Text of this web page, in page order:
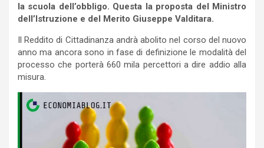
la scuola dell’obbligo. Questa la proposta del Ministro
dell’Istruzione e del Merito Giuseppe Valditara.
Il Reddito di Cittadinanza andrà abolito nel corso del nuovo
anno ma ancora sono in fase di definizione le modalità del
processo che porterà 660 mila percettori a dire addio alla
misura.